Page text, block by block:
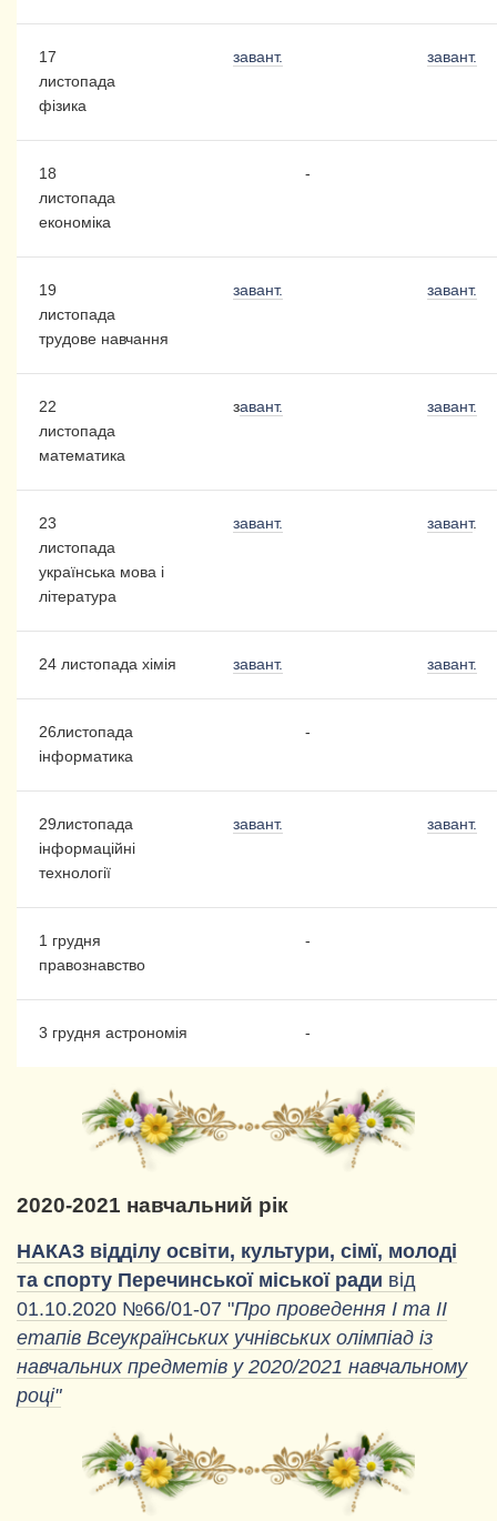
17
листопада
фізика
завант. завант.
18
листопада
економіка
-
19
листопада
трудове навчання
завант. завант.
22
листопада
математика
завант. завант.
23
листопада
українська мова і
література
завант. завант.
24 листопада хімія завант. завант.
26листопада
інформатика
-
29листопада
інформаційні
технології
завант. завант.
1 грудня
правознавство
-
3 грудня астрономія -
2020-2021 навчальний рік
НАКАЗ відділу освіти, культури, сімї, молоді
та спорту Перечинської міської ради від
01.10.2020 №66/01-07 "Про проведення І та ІІ
етапів Всеукраїнських учнівських олімпіад із
навчальних предметів у 2020/2021 навчальному
році"